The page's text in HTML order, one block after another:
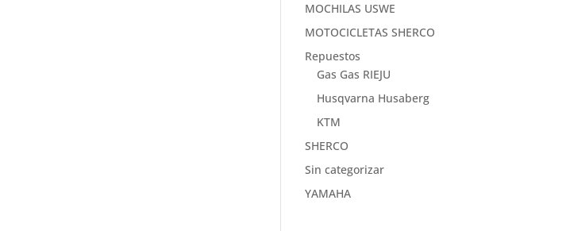
MOCHILAS USWE
MOTOCICLETAS SHERCO
Repuestos
Gas Gas RIEJU
Husqvarna Husaberg
KTM
SHERCO
Sin categorizar
YAMAHA